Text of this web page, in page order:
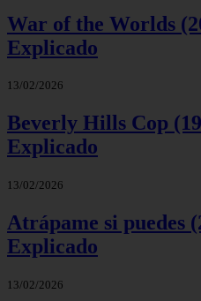
War of the Worlds
Explicado
13/02/2026
Beverly Hills Cop
Explicado
13/02/2026
Atrápame si puedes
Explicado
13/02/2026